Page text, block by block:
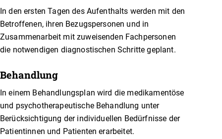
In den ersten Tagen des Aufenthalts werden mit den
Betroffenen, ihren Bezugspersonen und in
Zusammenarbeit mit zuweisenden Fachpersonen
die notwendigen diagnostischen Schritte geplant.
Behandlung
In einem Behandlungsplan wird die medikamentöse
und psychotherapeutische Behandlung unter
Berücksichtigung der individuellen Bedürfnisse der
Patientinnen und Patienten erarbeitet.